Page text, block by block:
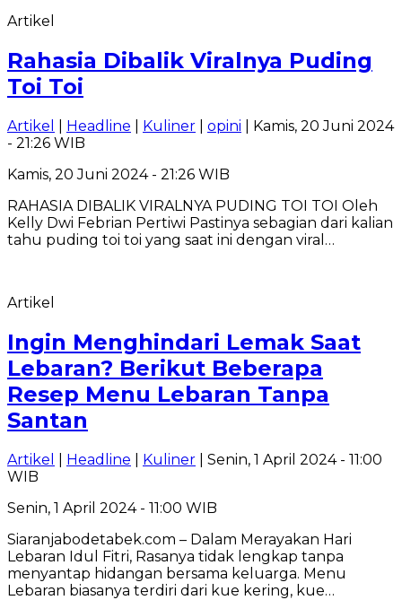
Artikel
Rahasia Dibalik Viralnya Puding
Toi Toi
Artikel Headline Kuliner opini | Kamis, 20 Juni 2024
- 21:26 WIB
Kamis, 20 Juni 2024 - 21:26 WIB
RAHASIA DIBALIK VIRALNYA PUDING TOI TOI Oleh
Kelly Dwi Febrian Pertiwi Pastinya sebagian dari kalian
tahu puding toi toi yang saat ini dengan viral…
Artikel
Ingin Menghindari Lemak Saat
Lebaran? Berikut Beberapa
Resep Menu Lebaran Tanpa
Santan
Artikel Headline Kuliner | Senin, 1 April 2024 - 11:00
WIB
Senin, 1 April 2024 - 11:00 WIB
Siaranjabodetabek.com – Dalam Merayakan Hari
Lebaran Idul Fitri, Rasanya tidak lengkap tanpa
menyantap hidangan bersama keluarga. Menu
Lebaran biasanya terdiri dari kue kering, kue…